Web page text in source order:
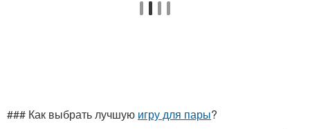
### Как выбрать лучшую игру для пары?